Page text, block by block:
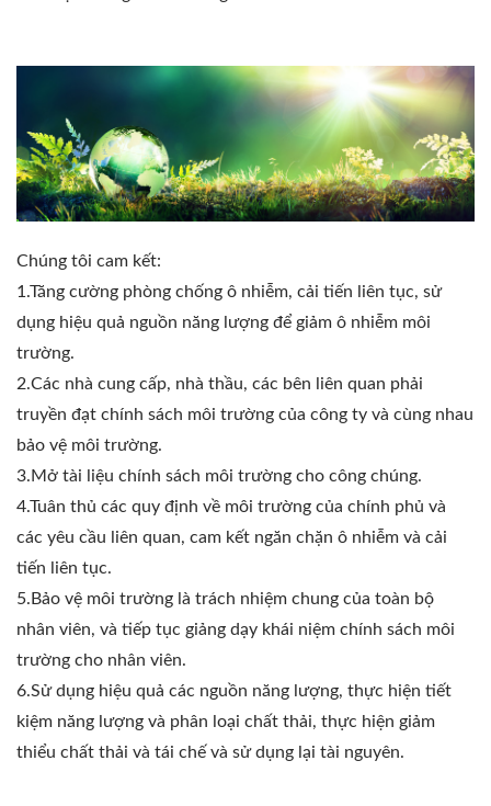
Chúng tôi cam kết:
1.Tăng cường phòng chống ô nhiễm, cải tiến liên tục, sử
dụng hiệu quả nguồn năng lượng để giảm ô nhiễm môi
trường.
2.Các nhà cung cấp, nhà thầu, các bên liên quan phải
truyền đạt chính sách môi trường của công ty và cùng nhau
bảo vệ môi trường.
3.Mở tài liệu chính sách môi trường cho công chúng.
4.Tuân thủ các quy định về môi trường của chính phủ và
các yêu cầu liên quan, cam kết ngăn chặn ô nhiễm và cải
tiến liên tục.
5.Bảo vệ môi trường là trách nhiệm chung của toàn bộ
nhân viên, và tiếp tục giảng dạy khái niệm chính sách môi
trường cho nhân viên.
6.Sử dụng hiệu quả các nguồn năng lượng, thực hiện tiết
kiệm năng lượng và phân loại chất thải, thực hiện giảm
thiểu chất thải và tái chế và sử dụng lại tài nguyên.